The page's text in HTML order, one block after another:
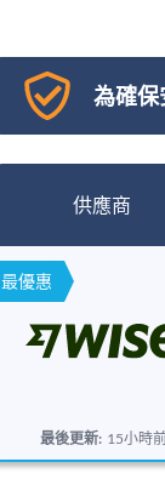
為確保
供應商
最優惠
最後更新: 15小時